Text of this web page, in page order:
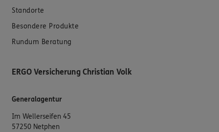
Standorte
Besondere Produkte
Rundum Beratung
ERGO Versicherung Christian Volk
Generalagentur
Im Wellerseifen 45
57250 Netphen